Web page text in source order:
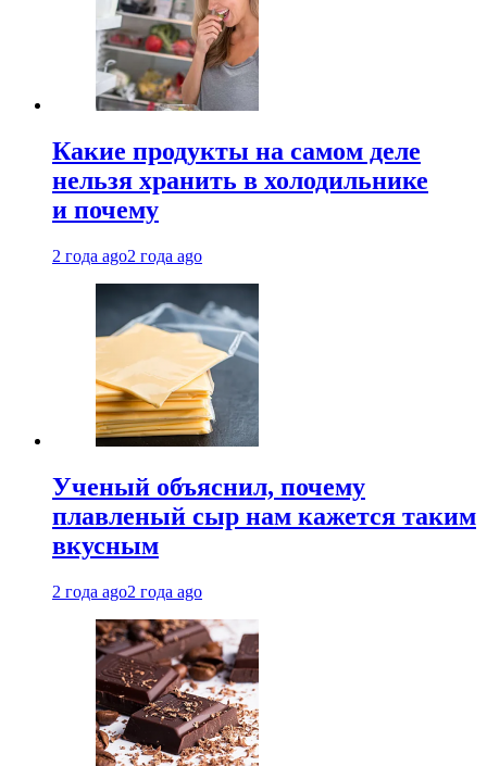
Какие продукты на самом деле
нельзя хранить в холодильнике
и почему
2 года ago2 года ago
Ученый объяснил, почему
плавленый сыр нам кажется таким
вкусным
2 года ago2 года ago